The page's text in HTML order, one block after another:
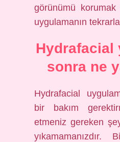
görünümü
uygulamanın
Hydrafacial
sonra ne
Hydrafacial
bir bakım
etmeniz gereken